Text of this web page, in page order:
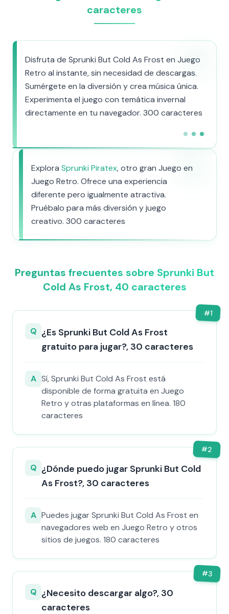
caracteres
Disfruta de Sprunki But Cold As Frost en Juego
Retro al instante, sin necesidad de descargas.
Sumérgete en la diversión y crea música única.
Experimenta el juego con temática invernal
directamente en tu navegador. 300 caracteres
Explora Sprunki Piratex, otro gran Juego en
Juego Retro. Ofrece una experiencia
diferente pero igualmente atractiva.
Pruébalo para más diversión y juego
creativo. 300 caracteres
Preguntas frecuentes sobre Sprunki But
Cold As Frost, 40 caracteres
#1
Q ¿Es Sprunki But Cold As Frost
gratuito para jugar?, 30 caracteres
A Sí, Sprunki But Cold As Frost está
disponible de forma gratuita en Juego
Retro y otras plataformas en línea. 180
caracteres
#2
Q ¿Dónde puedo jugar Sprunki But Cold
As Frost?, 30 caracteres
A Puedes jugar Sprunki But Cold As Frost en
navegadores web en Juego Retro y otros
sitios de juegos. 180 caracteres
#3
Q ¿Necesito descargar algo?, 30
caracteres